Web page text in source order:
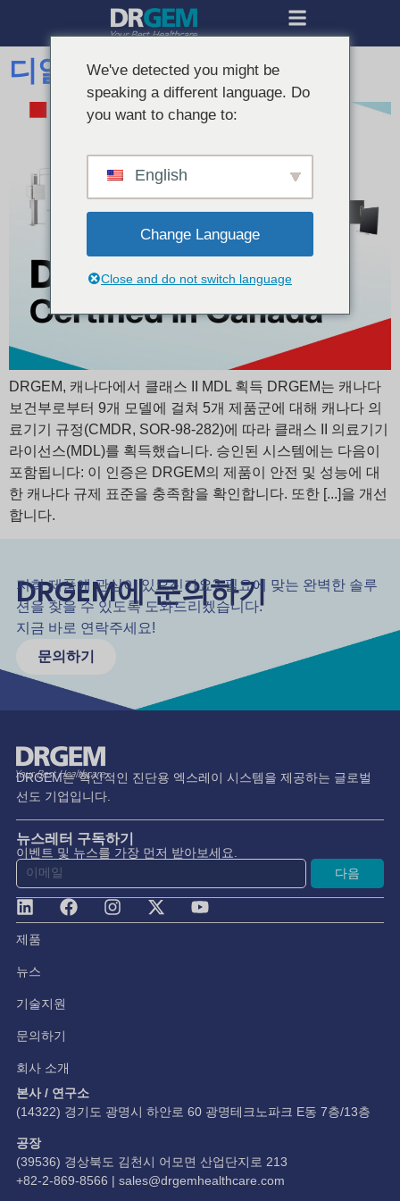
디알젬, 캐나다 인증 획득
DRGEM, 캐나다에서 클래스 II MDL 획득 DRGEM는 캐나다
보건부로부터 9개 모델에 걸쳐 5개 제품군에 대해 캐나다 의
료기기 규정(CMDR, SOR-98-282)에 따라 클래스 II 의료기기
라이선스(MDL)를 획득했습니다. 승인된 시스템에는 다음이
포함됩니다: 이 인증은 DRGEM의 제품이 안전 및 성능에 대
한 캐나다 규제 표준을 충족함을 확인합니다. 또한 [...]을 개선
합니다.
DRGEM에 문의하기
저희 제품에 관심이 있으신가요? 필요에 맞는 완벽한 솔루
션을 찾을 수 있도록 도와드리겠습니다.
지금 바로 연락주세요!
문의하기
DRGEM는 혁신적인 진단용 엑스레이 시스템을 제공하는 글로벌
선도 기업입니다.
뉴스레터 구독하기
이벤트 및 뉴스를 가장 먼저 받아보세요.
다음
제품
뉴스
기술지원
문의하기
회사 소개
본사 / 연구소
(14322) 경기도 광명시 하안로 60 광명테크노파크 E동 7층/13층
공장
(39536) 경상북도 김천시 어모면 산업단지로 213
+82-2-869-8566 | sales@drgemhealthcare.com
We've detected you might be
speaking a different language. Do
you want to change to:
English
Change Language
Close and do not switch language